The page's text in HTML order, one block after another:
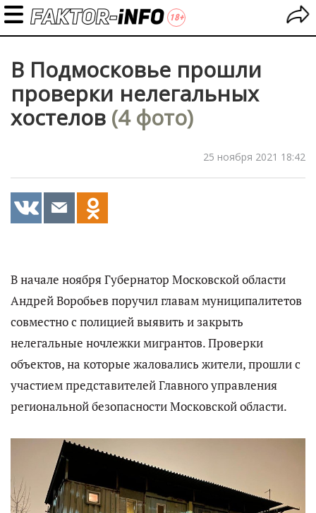
В Подмосковье прошли
проверки нелегальных
хостелов (4 фото)
25 ноября 2021 18:42
В начале ноября Губернатор Московской области
Андрей Воробьев поручил главам муниципалитетов
совместно с полицией выявить и закрыть
нелегальные ночлежки мигрантов. Проверки
объектов, на которые жаловались жители, прошли с
участием представителей Главного управления
региональной безопасности Московской области.